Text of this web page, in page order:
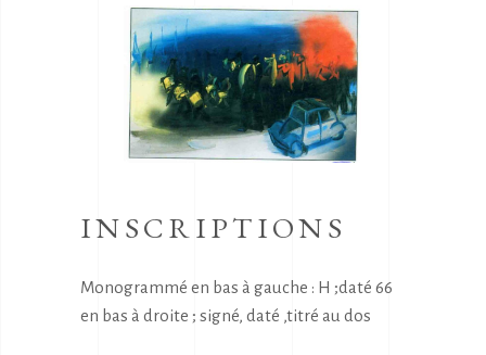
INSCRIPTIONS
Monogrammé en bas à gauche : H ;daté 66
en bas à droite ; signé, daté ,titré au dos